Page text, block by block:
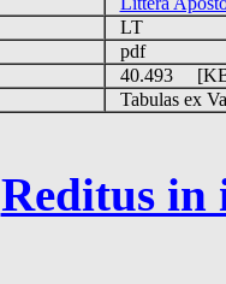
LT
pdf
40.493
Tabulas ex
Reditus in